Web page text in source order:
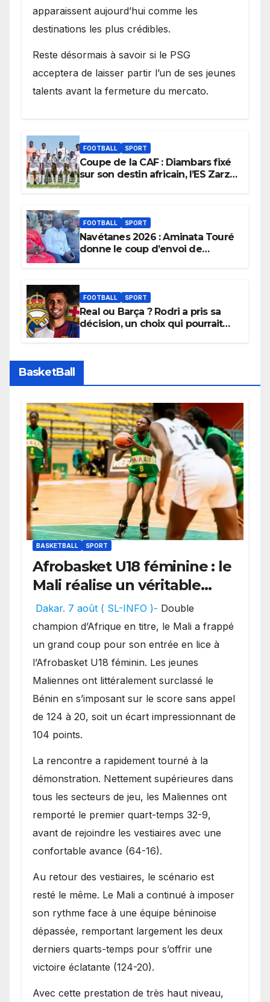
apparaissent aujourd’hui comme les
destinations les plus crédibles.
Reste désormais à savoir si le PSG
acceptera de laisser partir l’un de ses jeunes
talents avant la fermeture du mercato.
FOOTBALL SPORT
Coupe de la CAF : Diambars fixé
sur son destin africain, l’ES Zarzis
FOOTBALL SPORT
Navétanes 2026 : Aminata Touré
donne le coup d’envoi de
apaisées.
FOOTBALL SPORT
Real ou Barça ? Rodri a pris sa
décision, un choix qui pourrait
BasketBall
BASKETBALL SPORT
Afrobasket U18 féminine : le
Mali réalise un véritable
festival offensif et inflige
une lourde défaite au
Bénin.
Dakar. 7 août ( SL-INFO )- Double
champion d’Afrique en titre, le Mali a frappé
un grand coup pour son entrée en lice à
l’Afrobasket U18 féminin. Les jeunes
Maliennes ont littéralement surclassé le
Bénin en s’imposant sur le score sans appel
de 124 à 20, soit un écart impressionnant de
104 points.
La rencontre a rapidement tourné à la
démonstration. Nettement supérieures dans
tous les secteurs de jeu, les Maliennes ont
remporté le premier quart-temps 32-9,
avant de rejoindre les vestiaires avec une
confortable avance (64-16).
Au retour des vestiaires, le scénario est
resté le même. Le Mali a continué à imposer
son rythme face à une équipe béninoise
dépassée, remportant largement les deux
derniers quarts-temps pour s’offrir une
victoire éclatante (124-20).
Avec cette prestation de très haut niveau,